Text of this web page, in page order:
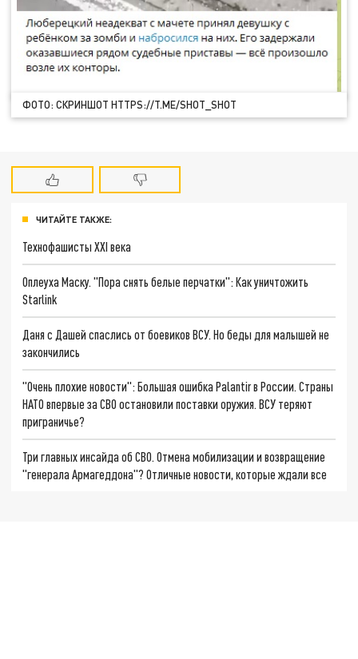
ФОТО: СКРИНШОТ HTTPS://T.ME/SHOT_SHOT
ЧИТАЙТЕ ТАКЖЕ:
Технофашисты XXI века
Оплеуха Маску. "Пора снять белые перчатки": Как уничтожить
Starlink
Даня с Дашей спаслись от боевиков ВСУ. Но беды для малышей не
закончились
"Очень плохие новости": Большая ошибка Palantir в России. Страны
НАТО впервые за СВО остановили поставки оружия. ВСУ теряют
приграничье?
Три главных инсайда об СВО. Отмена мобилизации и возвращение
"генерала Армагеддона"? Отличные новости, которые ждали все